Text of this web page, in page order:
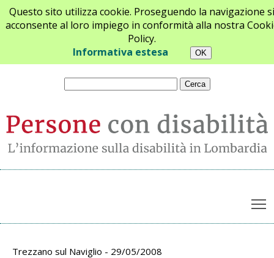
Questo sito utilizza cookie. Proseguendo la navigazione si
acconsente al loro impiego in conformità alla nostra
Policy.
Informativa estesa
Chi siamo Newsletter Contatti
Archivio appuntamenti
Trezzano sul Naviglio - 29/05/2008